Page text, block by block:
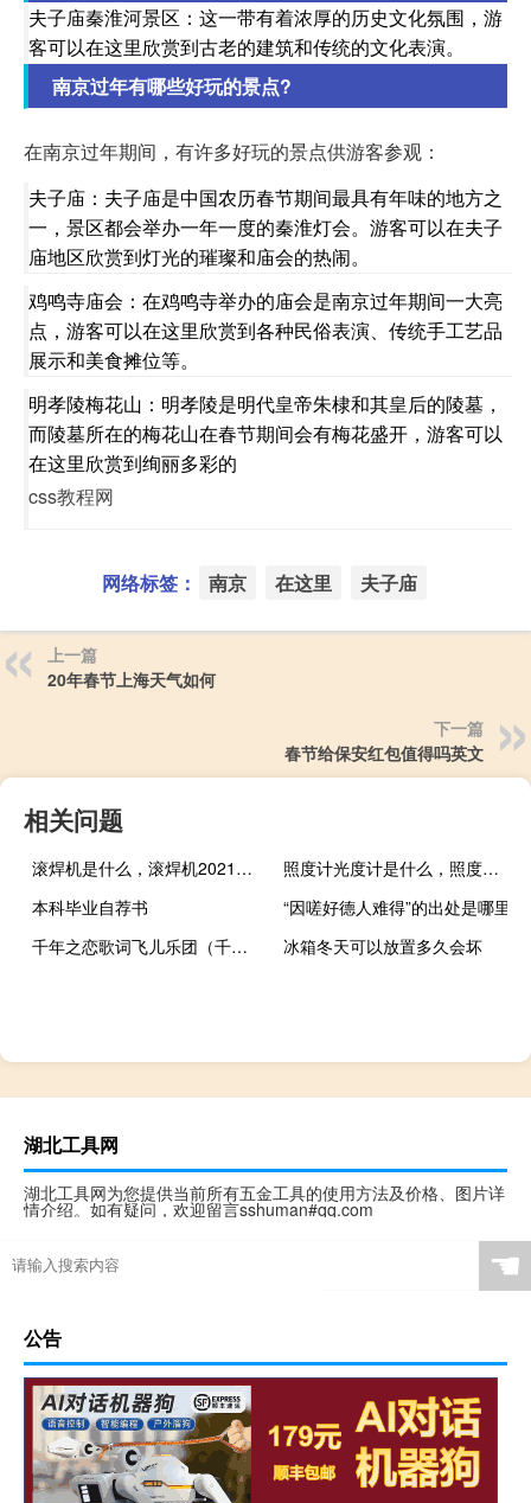
夫子庙秦淮河景区：这一带有着浓厚的历史文化氛围，游
客可以在这里欣赏到古老的建筑和传统的文化表演。
南京过年有哪些好玩的景点?
在南京过年期间，有许多好玩的景点供游客参观：
夫子庙：夫子庙是中国农历春节期间最具有年味的地方之
一，景区都会举办一年一度的秦淮灯会。游客可以在夫子
庙地区欣赏到灯光的璀璨和庙会的热闹。
鸡鸣寺庙会：在鸡鸣寺举办的庙会是南京过年期间一大亮
点，游客可以在这里欣赏到各种民俗表演、传统手工艺品
展示和美食摊位等。
明孝陵梅花山：明孝陵是明代皇帝朱棣和其皇后的陵墓，
而陵墓所在的梅花山在春节期间会有梅花盛开，游客可以
在这里欣赏到绚丽多彩的
css教程网
网络标签： 南京 在这里 夫子庙
上一篇
20年春节上海天气如何
下一篇
春节给保安红包值得吗英文
相关问题
滚焊机是什么，滚焊机2021价格和图文详情
照度计光度计是什么，照度计光度计2021价格和图文详情
本科毕业自荐书
“因嗟好德人难得”的出处是哪里
千年之恋歌词飞儿乐团（千年之恋歌词）
冰箱冬天可以放置多久会坏
湖北工具网
湖北工具网为您提供当前所有五金工具的使用方法及价格、图片详
情介绍。如有疑问，欢迎留言sshuman#qq.com
☚
公告